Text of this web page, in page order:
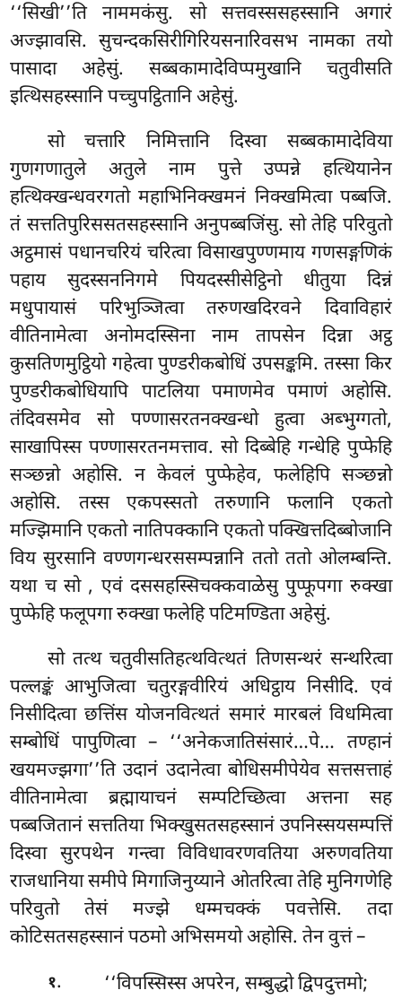
‘‘सिखी’’ति नाममकंसु. सो सत्तवस्ससहस्सानि अगारं
अज्झावसि. सुचन्दकसिरीगिरियसनारिवसभ नामका तयो
पासादा अहेसुं. सब्बकामादेविप्पमुखानि चतुवीसति
इत्थिसहस्सानि पच्चुपट्ठितानि अहेसुं.
सो चत्तारि निमित्तानि दिस्वा सब्बकामादेविया
गुणगणातुले अतुले नाम पुत्ते उप्पन्ने हत्थियानेन
हत्थिक्खन्धवरगतो महाभिनिक्खमनं निक्खमित्वा पब्बजि.
तं सत्ततिपुरिससतसहस्सानि अनुपब्बजिंसु. सो तेहि परिवुतो
अट्ठमासं पधानचरियं चरित्वा विसाखपुण्णमाय गणसङ्गणिकं
पहाय सुदस्सननिगमे पियदस्सीसेट्ठिनो धीतुया दिन्नं
मधुपायासं परिभुञ्जित्वा तरुणखदिरवने दिवाविहारं
वीतिनामेत्वा अनोमदस्सिना नाम तापसेन दिन्ना अट्ठ
कुसतिणमुट्ठियो गहेत्वा पुण्डरीकबोधिं उपसङ्कमि. तस्सा किर
पुण्डरीकबोधियापि पाटलिया पमाणमेव पमाणं अहोसि.
तंदिवसमेव सो पण्णासरतनक्खन्धो हुत्वा अब्भुग्गतो,
साखापिस्स पण्णासरतनमत्ताव. सो दिब्बेहि गन्धेहि पुप्फेहि
सञ्छन्नो अहोसि. न केवलं पुप्फेहेव, फलेहिपि सञ्छन्नो
अहोसि. तस्स एकपस्सतो तरुणानि फलानि एकतो
मज्झिमानि एकतो नातिपक्कानि एकतो पक्खित्तदिब्बोजानि
विय सुरसानि वण्णगन्धरससम्पन्नानि ततो ततो ओलम्बन्ति.
यथा च सो , एवं दससहस्सिचक्कवाळेसु पुप्फूपगा रुक्खा
पुप्फेहि फलूपगा रुक्खा फलेहि पटिमण्डिता अहेसुं.
सोतत्थ चतुवीसतिहत्थवित्थतं तिणसन्थरं सन्थरित्वा
पल्लङ्कं आभुजित्वा चतुरङ्गवीरियं अधिट्ठाय निसीदि. एवं
निसीदित्वा छत्तिंस योजनवित्थतं समारं मारबलं विधमित्वा
सम्बोधिं पापुणित्वा – ‘‘अनेकजातिसंसारं…पे… तण्हानं
खयमज्झगा’’ति उदानं उदानेत्वा बोधिसमीपेयेव सत्तसत्ताहं
वीतिनामेत्वा ब्रह्मायाचनं सम्पटिच्छित्वा अत्तना सह
पब्बजितानं सत्ततिया भिक्खुसतसहस्सानं उपनिस्सयसम्पत्तिं
दिस्वा सुरपथेन गन्त्वा विविधावरणवतिया अरुणवतिया
राजधानिया समीपे मिगाजिनुय्याने ओतरित्वा तेहि मुनिगणेहि
परिवुतो तेसं मज्झे धम्मचक्कं पवत्तेसि. तदा
कोटिसतसहस्सानं पठमो अभिसमयो अहोसि. तेन वुत्तं –
१. ‘‘विपस्सिस्सअपरेन, सम्बुद्धो द्विपदुत्तमो;